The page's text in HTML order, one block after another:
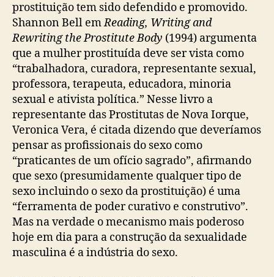
prostituição tem sido defendido e promovido.
Shannon Bell emReading, Writing and
Rewriting the Prostitute Body (1994) argumenta
que a mulher prostituída deve ser vista como
“trabalhadora, curadora, representante sexual,
professora, terapeuta, educadora, minoria
sexual e ativista política.” Nesse livro a
representante das Prostitutas de Nova Iorque,
Veronica Vera, é citada dizendo que deveríamos
pensar as profissionais do sexo como
“praticantes de um ofício sagrado”, afirmando
que sexo (presumidamente qualquer tipo de
sexo incluindo o sexo da prostituição) é uma
“ferramenta de poder curativo e construtivo”.
Mas na verdade o mecanismo mais poderoso
hoje em dia para a construção da sexualidade
masculina é a indústria do sexo.